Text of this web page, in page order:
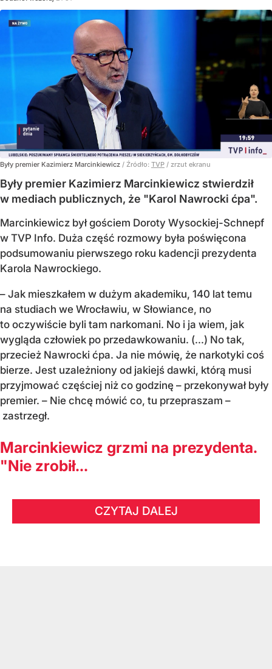
Były premier Kazimierz Marcinkiewicz / Źródło: TVP / zrzut ekranu
Były premier Kazimierz Marcinkiewicz stwierdził
w mediach publicznych, że "Karol Nawrocki ćpa".
Marcinkiewicz był gościem Doroty Wysockiej-Schnepf
w TVP Info. Duża część rozmowy była poświęcona
podsumowaniu pierwszego roku kadencji prezydenta
Karola Nawrockiego.
– Jak mieszkałem w dużym akademiku, 140 lat temu
na studiach we Wrocławiu, w Słowiance, no
to oczywiście byli tam narkomani. No i ja wiem, jak
wygląda człowiek po przedawkowaniu. (...) No tak,
przecież Nawrocki ćpa. Ja nie mówię, że narkotyki coś
bierze. Jest uzależniony od jakiejś dawki, którą musi
przyjmować częściej niż co godzinę – przekonywał były
premier. – Nie chcę mówić co, tu przepraszam –
zastrzegł.
Marcinkiewicz grzmi na prezydenta.
"Nie zrobił...
CZYTAJ DALEJ